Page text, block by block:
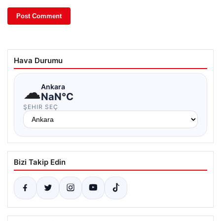
Hava Durumu
☁Ankara
NaN°C
ŞEHIR SEÇ
Bizi Takip Edin